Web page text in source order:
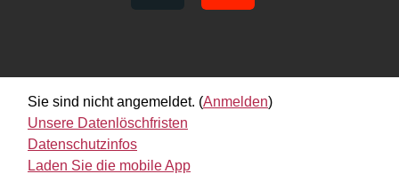
Sie sind nicht angemeldet. (Anmelden)
Unsere Datenlöschfristen
Datenschutzinfos
Laden Sie die mobile App